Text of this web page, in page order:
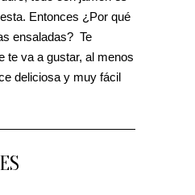
Entonces ¿Por qué
ensaladas? Te
te va a gustar, al menos
deliciosa y muy fácil